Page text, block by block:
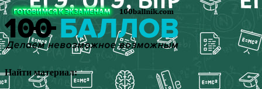
Перейти
к
содержимому
Найти материал: